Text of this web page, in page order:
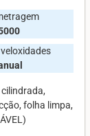
folha limpa,